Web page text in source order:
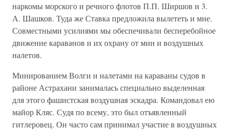
наркомы морского и речного флотов П.П. Ширшов и 3.
А. Шашков. Туда же Ставка предложила вылететь и мне.
Совместными усилиями мы обеспечивали бесперебойное
движение караванов и их охрану от мин и воздушных
налетов.
Минированием Волги и налетами на караваны судов в
районе Астрахани занималась специально выделенная
для этого фашистская воздушная эскадра. Командовал ею
майор Кляс. Судя по всему, это был отъявленный
гитлеровец. Он часто сам принимал участие в воздушных